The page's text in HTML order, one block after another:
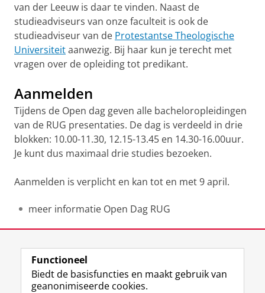
van der Leeuw is daar te vinden. Naast de
studieadviseurs van onze faculteit is ook de
studieadviseur van de Protestantse Theologische
Universiteitaanwezig. Bij haar kun je terecht met
vragen over de opleiding tot predikant.
Aanmelden
Tijdens de Open dag geven alle bacheloropleidingen
van de RUG presentaties. De dag is verdeeld in drie
blokken: 10.00-11.30, 12.15-13.45 en 14.30-16.00uur.
Je kunt dus maximaal drie studies bezoeken.
Aanmelden is verplicht en kan tot en met 9 april.
meer informatie Open Dag RUG
Functioneel
Biedt de basisfuncties en maakt gebruik van
geanonimiseerde cookies.